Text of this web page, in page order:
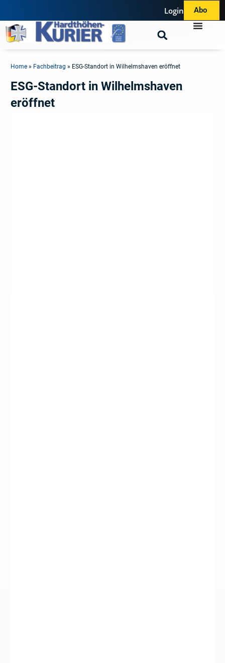
Login Abo
Home » Fachbeitrag » ESG-Standort in Wilhelmshaven eröffnet
ESG-Standort in Wilhelmshaven
eröffnet